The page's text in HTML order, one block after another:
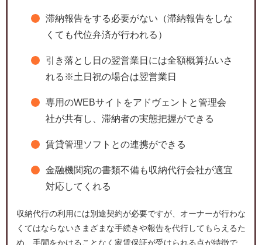
滞納報告をする必要がない（滞納報告をしな
くても代位弁済が行われる）
引き落とし日の翌営業日には全額概算払いさ
れる※土日祝の場合は翌営業日
専用のWEBサイトをアドヴェントと管理会
社が共有し、滞納者の実態把握ができる
賃貸管理ソフトとの連携ができる
金融機関宛の書類不備も収納代行会社が適宜
対応してくれる
収納代行の利用には別途契約が必要ですが、オーナーが行わな
くてはならないさまざまな手続きや報告を代行してもらえるた
め、手間をかけることなく家賃保証が受けられる点が特徴で